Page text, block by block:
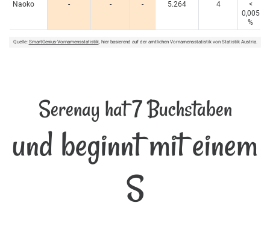
Naoko - - - 5.264 4
<
0,005
%
Quelle: SmartGenius-Vornamensstatistik, hier basierend auf der amtlichen Vornamensstatistik von Statistik Austria.
Serenay hat 7 Buchstaben
und beginnt mit einem
S